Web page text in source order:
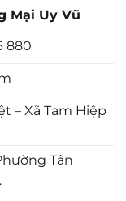
Mại Uy Vũ
880
– Xã Tam Hiệp
Tân